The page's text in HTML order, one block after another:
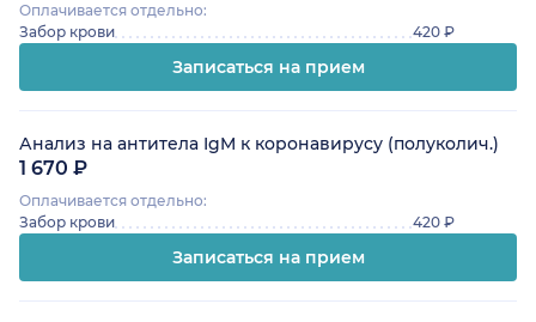
Оплачивается отдельно:
Забор крови
420 ₽
Записаться на прием
Анализ на антитела IgM к коронавирусу (полуколич.)
1 670 ₽
Оплачивается отдельно:
Забор крови
420 ₽
Записаться на прием